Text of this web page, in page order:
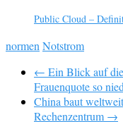
Public Cloud –
normen Notstrom
← Ein Blick auf die
Frauenquote so
China baut
Rechenzentrum →